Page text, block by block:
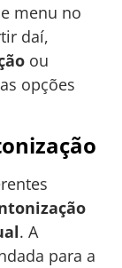
menu no
daí,
ou
opções
. A
para a